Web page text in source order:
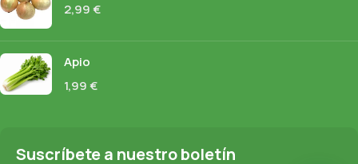
2,99€
Apio
1,99€
Suscríbete a nuestro boletín